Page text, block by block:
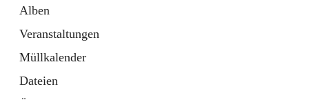
Alben
Veranstaltungen
Müllkalender
Dateien